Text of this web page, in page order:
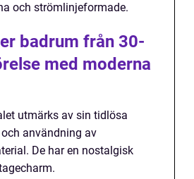
och strömlinjeformade.
badrum från 30-
med moderna
utmärks av sin tidlösa
användning av
De har en nostalgisk